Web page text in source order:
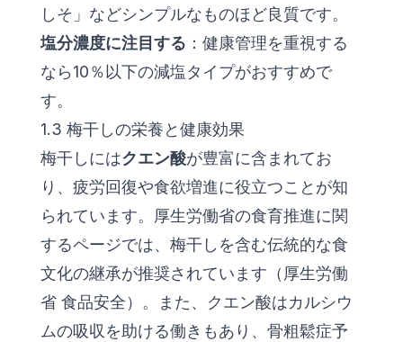
しそ」などシンプルなものほど良質です。
塩分濃度に注目する ：健康管理を重視する
なら10％以下の減塩タイプがおすすめで
す。
1.3 梅干しの栄養と健康効果
梅干しにはクエン酸が豊富に含まれてお
り、疲労回復や食欲増進に役立つことが知
られています。厚生労働省の食育推進に関
するページでは、梅干しを含む伝統的な食
文化の継承が推奨されています（厚生労働
省 食品安全）。また、クエン酸はカルシウ
ムの吸収を助ける働きもあり、骨粗鬆症予